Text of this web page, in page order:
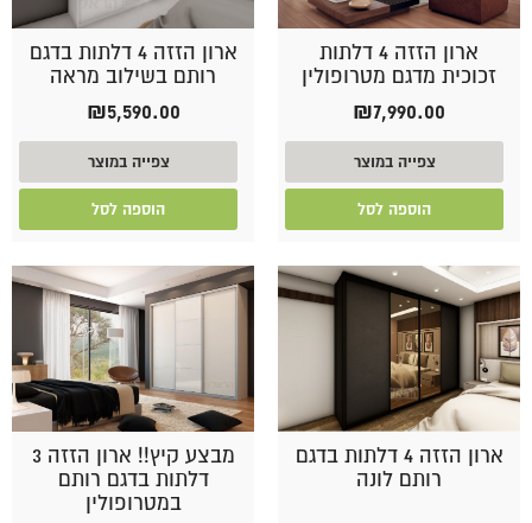
ארון הזזה 4 דלתות
זכוכית מדגם מטרופולין
₪7,990.00
צפייה במוצר
הוספה לסל
ארון הזזה 4 דלתות בדגם
רותם בשילוב מראה
₪5,590.00
צפייה במוצר
הוספה לסל
ארון הזזה 4 דלתות בדגם
רותם לונה
מבצע קיץ!! ארון הזזה 3
דלתות בדגם רותם
במטרופולין